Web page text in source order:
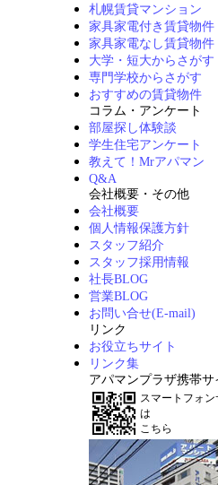
札幌賃貸マンション
家具家電付き賃貸物件
家具家電なし賃貸物件
大学・短大からさがす
専門学校からさがす
おすすめの賃貸物件
コラム・アンケート
部屋探し体験談
学生住宅アンケート
教えて！Mrアパマン
Q&A
会社概要・その他
会社概要
個人情報保護方針
スタッフ紹介
スタッフ採用情報
社長BLOG
営業BLOG
お問い合せ(E-mail)
リンク
お役立ちサイト
リンク集
アパマンプラザ携帯サ
スマートフォン
は
こちら